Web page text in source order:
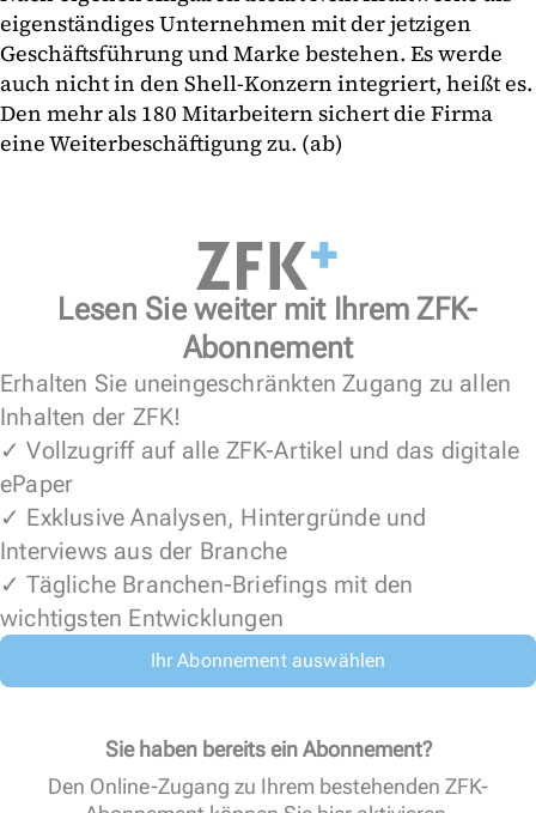
eigenständiges Unternehmen mit der jetzigen
Geschäftsführung und Marke bestehen. Es werde
auch nicht in den Shell-Konzern integriert, heißt es.
Den mehr als 180 Mitarbeitern sichert die Firma
eine Weiterbeschäftigung zu. (ab)
Lesen Sie weiter mit Ihrem ZFK-
Abonnement
Erhalten Sie uneingeschränkten Zugang zu allen
Inhalten der ZFK!
✓ Vollzugriff auf alle ZFK-Artikel und das digitale
ePaper
✓ Exklusive Analysen, Hintergründe und
Interviews aus der Branche
✓ Tägliche Branchen-Briefings mit den
wichtigsten Entwicklungen
Ihr Abonnement auswählen
Sie haben bereits ein Abonnement?
Den Online-Zugang zu Ihrem bestehenden ZFK-